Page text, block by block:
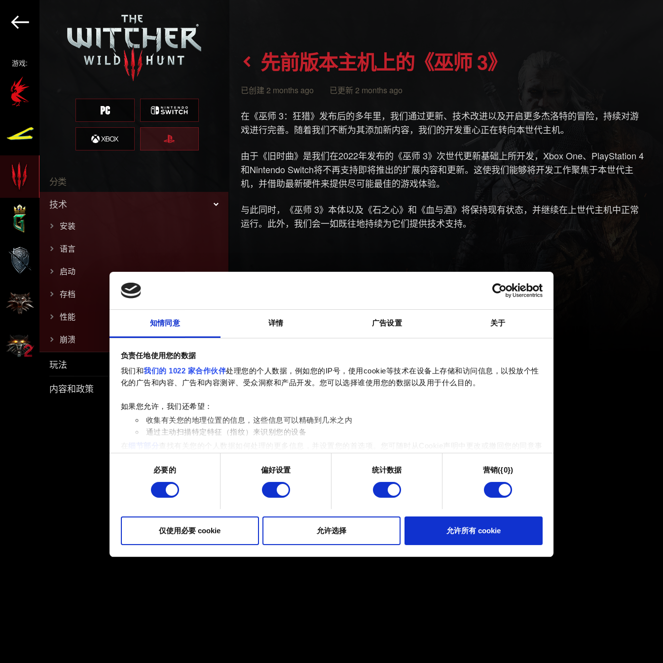
知情同意 详情 广告设置 关于
负责任地使用您的数据
我们和我们的 1022 家合作伙伴处理您的个人数据，例如您的IP号，使用cookie等技术在设备上存储和访问信息，以投放个性
化的广告和内容、广告和内容测评、受众洞察和产品开发。您可以选择谁使用您的数据以及用于什么目的。
如果您允许，我们还希望：
收集有关您的地理位置的信息，这些信息可以精确到几米之内
通过主动扫描特定特征（指纹）来识别您的设备
在
细节部分
查找有关您的个人数据如何处理的更多信息，并设置您的首选项。您可随时从Cookie声明中更改或撤回您的同意事
部分需要使用 Cookies 的是为了让网站功能可用，而另一部分是非强制性的，可以为我们提供技术和内容相关的反馈，以便
网站将更好地服务于您。例如帮助我们在社交媒体上发现您，提供一些您可能会感兴趣的东西，我们偶尔也可能与我们的合作
您可以在下面的"设置"菜单中找到有关我们使用 Cookie 的所有详细信息，并调整您对 Cookie 的偏好。一旦您了解了其中的
必要的 偏好设置 统计数据 营销({0})
仅使用必要 cookie 允许选择 允许所有 cookie
游戏:
分类
技术
安装
语言
启动
存档
性能
崩溃
玩法
内容和政策
先前版本主机上的《巫师 3》
已创建 2 months ago 已更新 2 months ago
在《巫师 3：狂猎》发布后的多年里，我们通过更新、技术改进以及开启更多杰洛特的冒险，持续对游
戏进行完善。随着我们不断为其添加新内容，我们的开发重心正在转向本世代主机。
由于《旧时曲》是我们在2022年发布的《巫师 3》次世代更新基础上所开发，Xbox One、PlayStation 4
和Nintendo Switch将不再支持即将推出的扩展内容和更新。这使我们能够将开发工作聚焦于本世代主
机，并借助最新硬件来提供尽可能最佳的游戏体验。
与此同时，《巫师 3》本体以及《石之心》和《血与酒》将保持现有状态，并继续在上世代主机中正常
运行。此外，我们会一如既往地持续为它们提供技术支持。